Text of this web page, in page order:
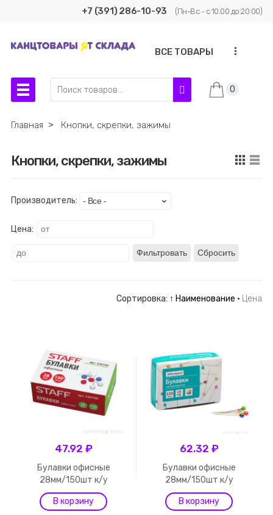
+7 (391) 286-10-93 (Пн-Вс - с 10:00 до 20:00)
ВСЕ ТОВАРЫ ...
0
Главная ˃ Кнопки, скрепки, зажимы
Кнопки, скрепки, зажимы
Производитель:
Цена:
Фильтровать Сбросить
Сортировка: ↑ Наименование · Цена
47.92 ₽
Булавки офисные
28мм/150шт к/у
62.32 ₽
Булавки офисные
28мм/150шт к/у